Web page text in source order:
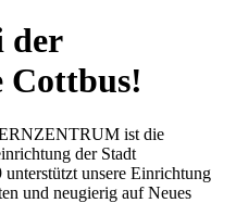
der
Cottbus!
ist die
der Stadt
unsere Einrichtung
und neugierig auf Neues